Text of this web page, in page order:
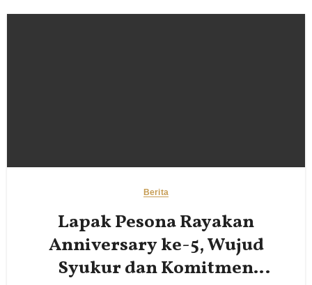
Berita
Lapak Pesona Rayakan
Anniversary ke-5, Wujud
Syukur dan Komitmen